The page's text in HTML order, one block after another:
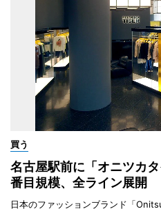
買う
名古屋駅前に「オニツカ
番目規模、全ライン展開
日本のファッションブランド「